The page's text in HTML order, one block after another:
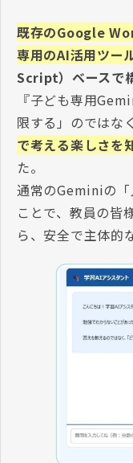
既存のGoogle
専用のAI活用ツー
Script）ベースで
『子ども専用
限する」のではなく
で考える楽しさを
た。
通常のGeminiの「
ことで、教員の皆
ら、安全で主体的